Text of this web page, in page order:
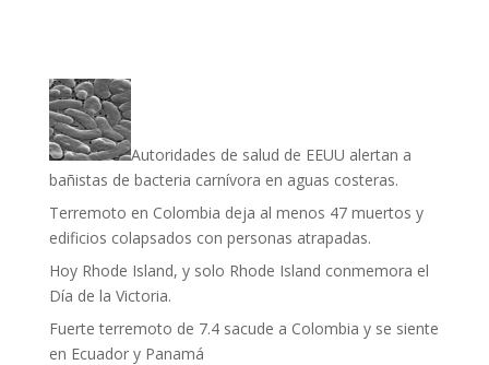
Autoridades de salud de EEUU alertan a
bañistas de bacteria carnívora en aguas costeras.
Terremoto en Colombia deja al menos 47 muertos y
edificios colapsados con personas atrapadas.
Hoy Rhode Island, y solo Rhode Island conmemora el
Día de la Victoria.
Fuerte terremoto de 7.4 sacude a Colombia y se siente
en Ecuador y Panamá